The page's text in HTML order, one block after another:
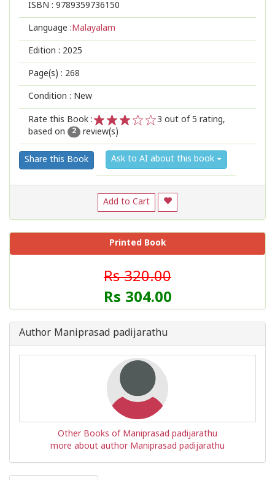
ISBN : 9789359736150
Language :Malayalam
Edition : 2025
Page(s) : 268
Condition : New
Rate this Book :
2
1
3 out of 5 rating,
based on
2 review(s)
Share this Book Ask to AI about this book
Add to Cart
Printed Book
Rs 320.00
Rs 304.00
Author Maniprasad padijarathu
Other Books of Maniprasad padijarathu
more about author Maniprasad padijarathu